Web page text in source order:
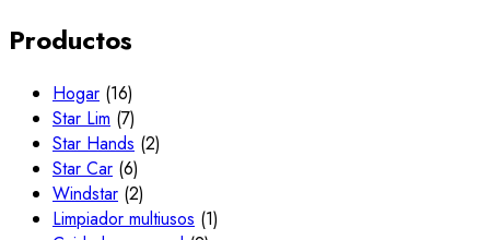
Productos
Hogar (16)
Star Lim (7)
Star Hands (2)
Star Car (6)
Windstar (2)
Limpiador multiusos (1)